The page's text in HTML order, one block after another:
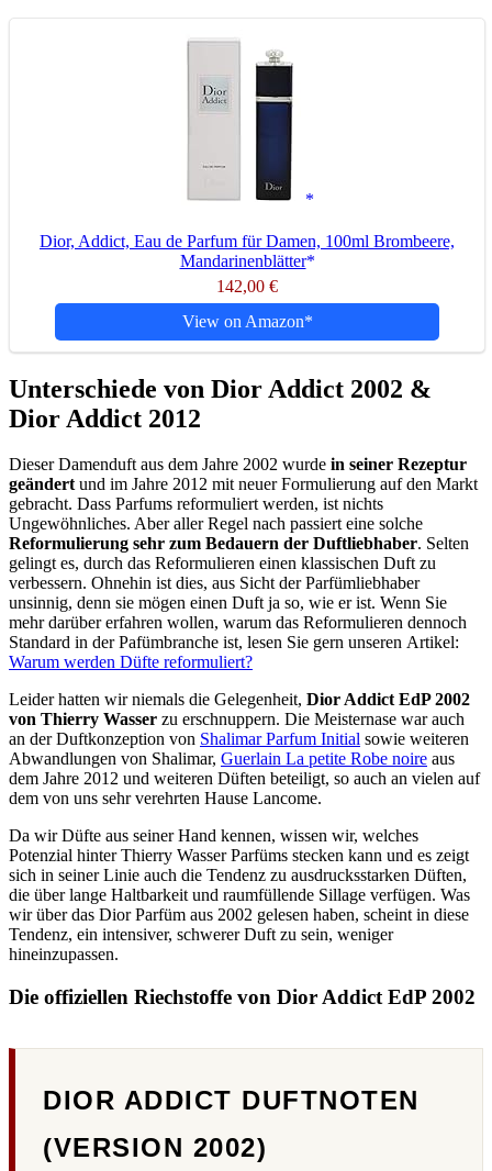
Dior, Addict, Eau de Parfum für Damen, 100ml Brombeere,
Mandarinenblätter
142,00 €
View on Amazon
Unterschiede von Dior Addict 2002 &
Dior Addict 2012
Dieser Damenduft aus dem Jahre 2002 wurde in seiner Rezeptur
geändertund im Jahre 2012 mit neuer Formulierung auf den Markt
gebracht. Dass Parfums reformuliert werden, ist nichts
Ungewöhnliches. Aber aller Regel nach passiert eine solche
Reformulierung sehr zum Bedauern der Duftliebhaber. Selten
gelingt es, durch das Reformulieren einen klassischen Duft zu
verbessern. Ohnehin ist dies, aus Sicht der Parfümliebhaber
unsinnig, denn sie mögen einen Duft ja so, wie er ist. Wenn Sie
mehr darüber erfahren wollen, warum das Reformulieren dennoch
Standard in der Pafümbranche ist, lesen Sie gern unseren Artikel:
Warum werden Düfte reformuliert?
Leider hatten wir niemals die Gelegenheit, Dior Addict EdP 2002
von Thierry Wasser zu erschnuppern. Die Meisternase war auch
an der Duftkonzeption von Shalimar Parfum Initial sowie weiteren
Abwandlungen von Shalimar, Guerlain La petite Robe noire aus
dem Jahre 2012 und weiteren Düften beteiligt, so auch an vielen auf
dem von uns sehr verehrten Hause Lancome.
Da wir Düfte aus seiner Hand kennen, wissen wir, welches
Potenzial hinter Thierry Wasser Parfüms stecken kann und es zeigt
sich in seiner Linie auch die Tendenz zu ausdrucksstarken Düften,
die über lange Haltbarkeit und raumfüllende Sillage verfügen. Was
wir über das Dior Parfüm aus 2002 gelesen haben, scheint in diese
Tendenz, ein intensiver, schwerer Duft zu sein, weniger
hineinzupassen.
Die offiziellen Riechstoffe von Dior Addict EdP 2002
DIOR ADDICT DUFTNOTEN
(VERSION 2002)